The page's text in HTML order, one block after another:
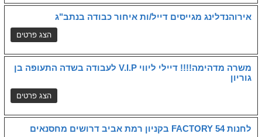
אירוהנדלינג מגייסים דייל/ות איחור כבודה בנתב"ג
משרה מדהימה!!!! דיילי ליווי V.I.P לעבודה בשדה התעופה בן
גוריון
לחנות FACTORY 54 בקניון רמת אביב דרושים מחסנאים